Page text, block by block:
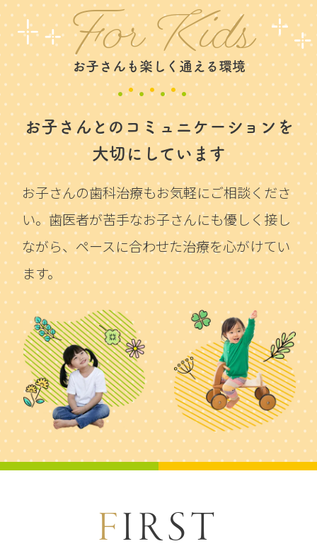
For Kids
お子さんも楽しく通える環境
お子さんとのコミュニケーションを
大切にしています
お子さんの歯科治療もお気軽にご相談くださ
い。歯医者が苦手なお子さんにも優しく接し
ながら、ペースに合わせた治療を心がけてい
ます。
FIRST